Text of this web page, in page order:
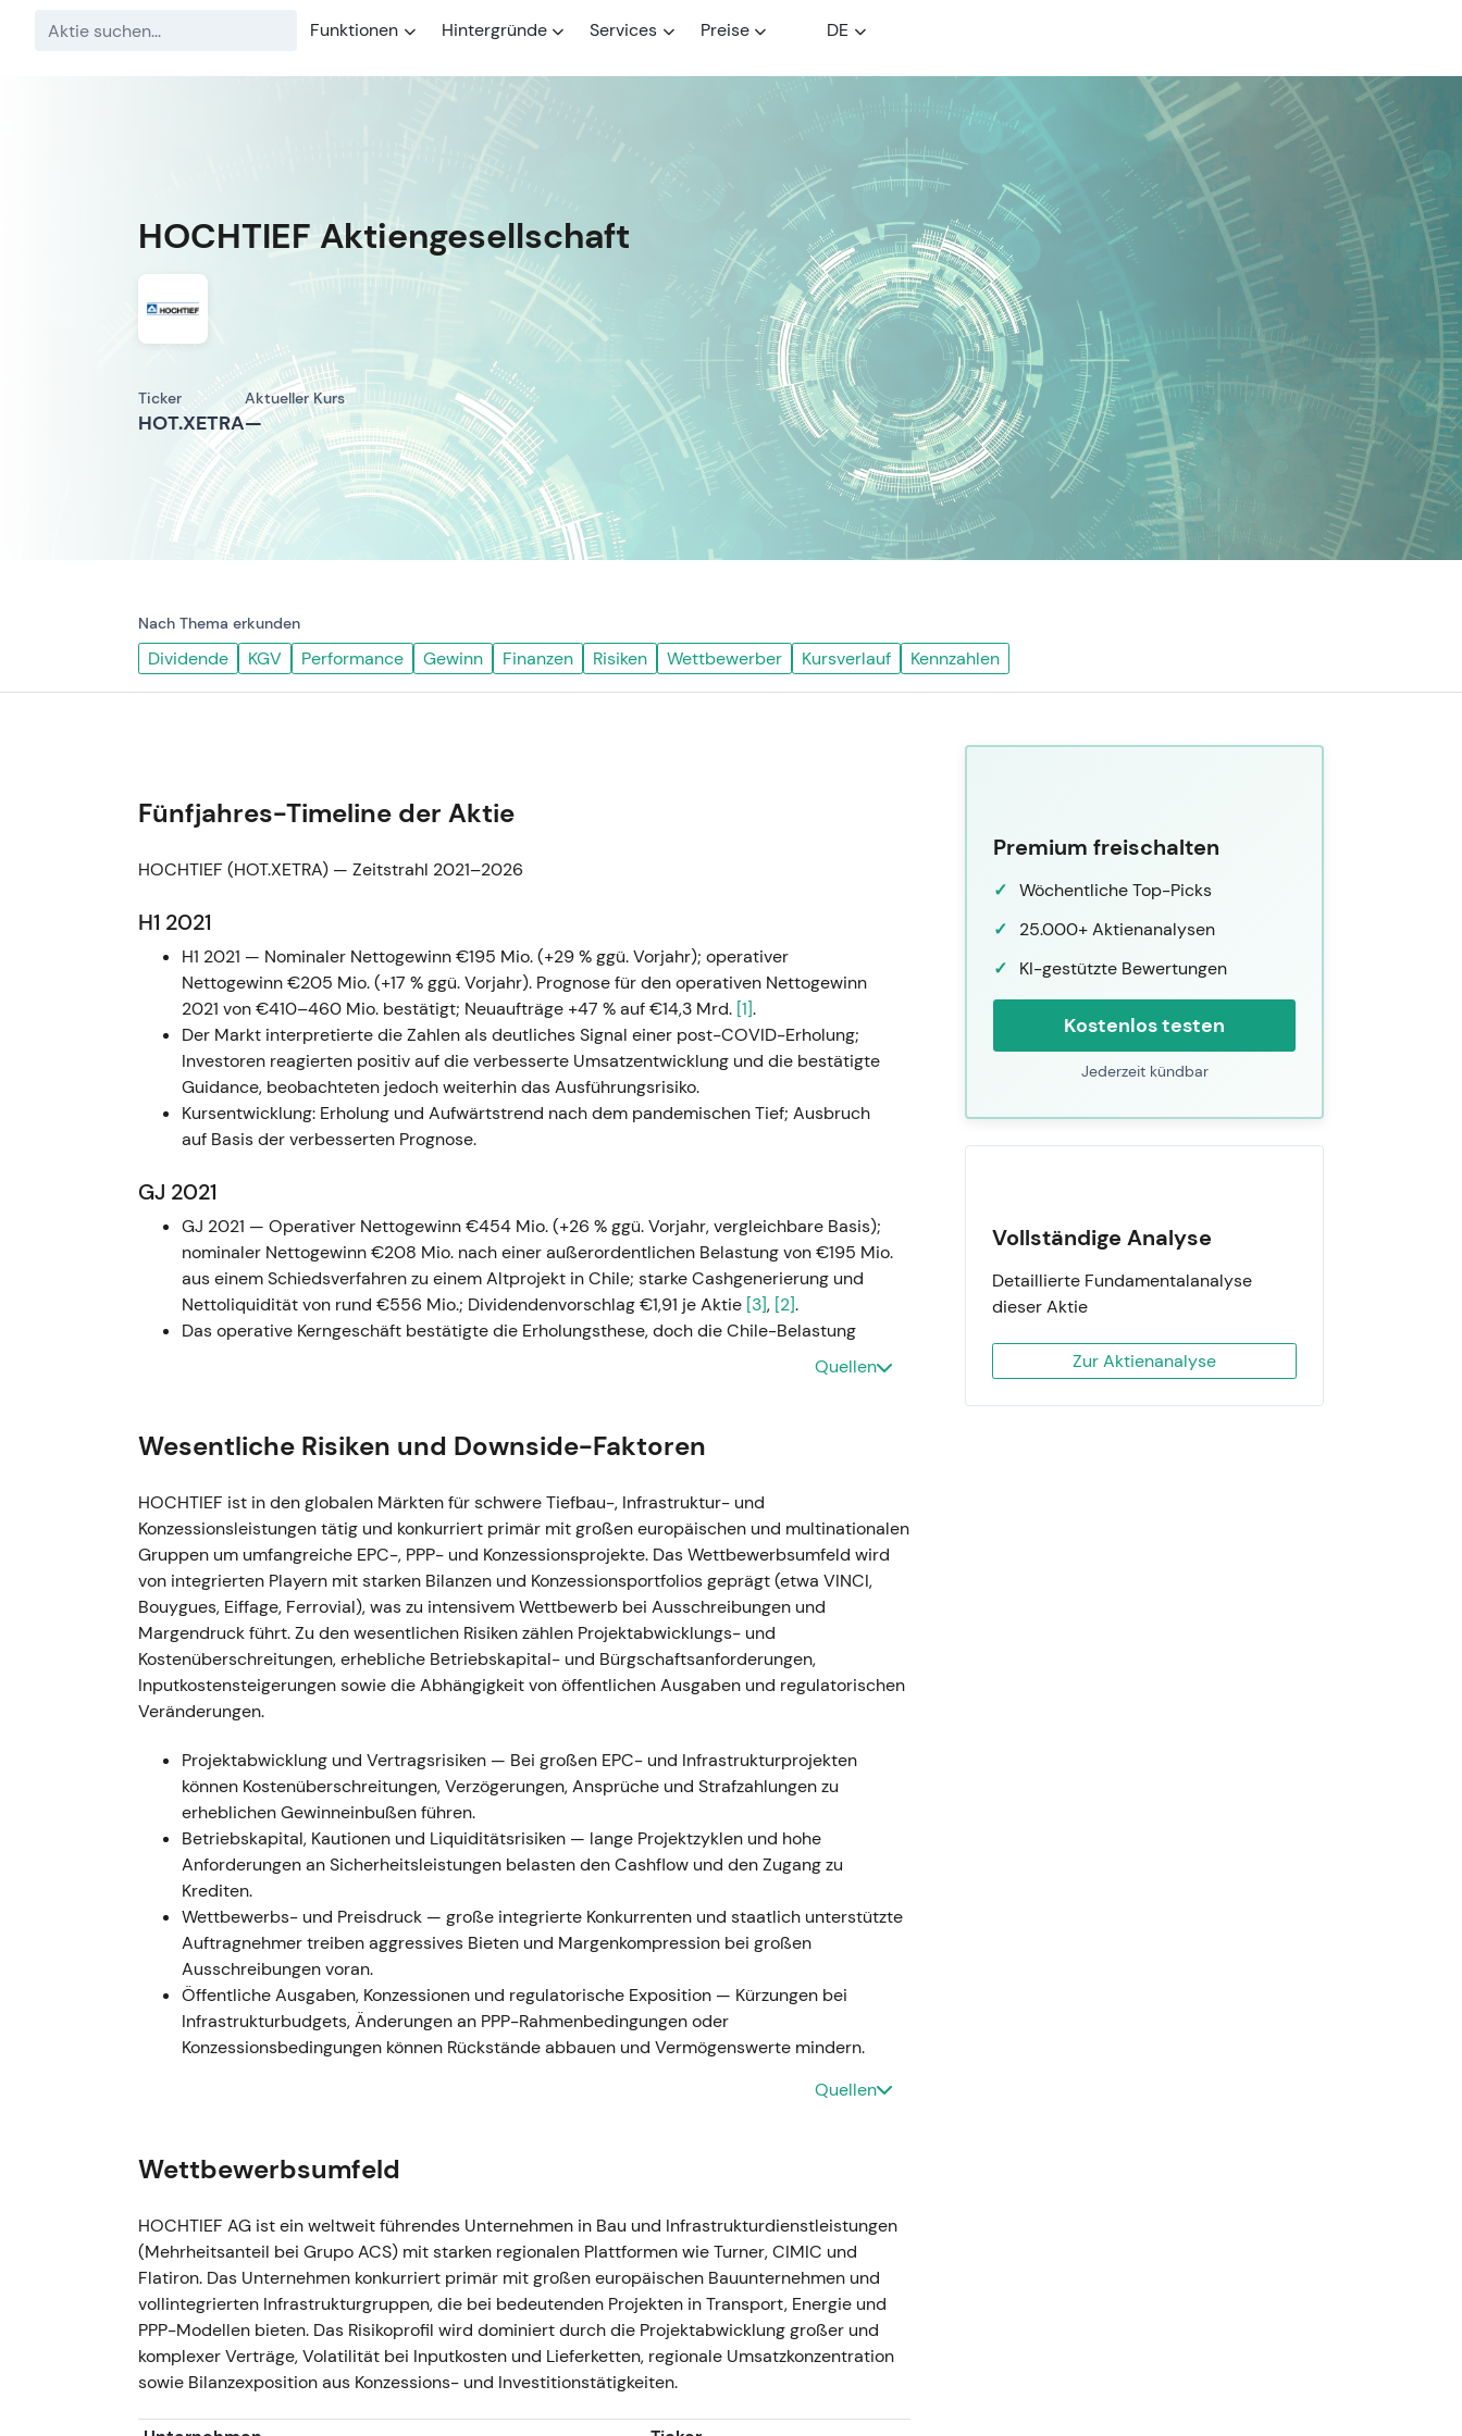
Funktionen Hintergründe Services Preise DE
HOCHTIEF Aktiengesellschaft
Ticker
HOT.XETRA
Aktueller Kurs
—
Nach Thema erkunden
Dividende KGV Performance Gewinn Finanzen Risiken Wettbewerber Kursverlauf Kennzahlen
Fünfjahres-Timeline der Aktie
HOCHTIEF (HOT.XETRA) — Zeitstrahl 2021–2026
H1 2021
H1 2021 — Nominaler Nettogewinn €195 Mio. (+29 % ggü. Vorjahr); operativer
Nettogewinn €205 Mio. (+17 % ggü. Vorjahr). Prognose für den operativen Nettogewinn
2021 von €410–460 Mio. bestätigt; Neuaufträge +47 % auf €14,3 Mrd. [1].
Der Markt interpretierte die Zahlen als deutliches Signal einer post-COVID-Erholung;
Investoren reagierten positiv auf die verbesserte Umsatzentwicklung und die bestätigte
Guidance, beobachteten jedoch weiterhin das Ausführungsrisiko.
Kursentwicklung: Erholung und Aufwärtstrend nach dem pandemischen Tief; Ausbruch
auf Basis der verbesserten Prognose.
GJ 2021
GJ 2021 — Operativer Nettogewinn €454 Mio. (+26 % ggü. Vorjahr, vergleichbare Basis);
nominaler Nettogewinn €208 Mio. nach einer außerordentlichen Belastung von €195 Mio.
aus einem Schiedsverfahren zu einem Altprojekt in Chile; starke Cashgenerierung und
Nettoliquidität von rund €556 Mio.; Dividendenvorschlag €1,91 je Aktie [3], [2].
Das operative Kerngeschäft bestätigte die Erholungsthese, doch die Chile-Belastung
Einmaleffekts; der übergeordnete Aufwärtstrend blieb intakt.
23. Feb.–10. Jun. 2022 — HOCHTIEF initiierte und vollendete ein außerbörsliches
Übernahmeangebot für den verbleibenden CIMIC-Streubesitz zu AUD 22 je Aktie
(Gesamtvolumen ca. €940 Mio.); zur Finanzierung wurde eine Kapitalerhöhung um 10 %
(~€406 Mio.) durchgeführt [31] ,[32],[25].
Anfängliche Bedenken der Investoren hinsichtlich Verwässerung und Finanzierung wichen
einer strategischen Einschätzung: Die vollständige Übernahme vereinfacht die
Konzernstruktur und verbessert die konsolidierten Margen — der Fokus verschob sich von
Ausführungsrisiken hin zu Integrationspotenzialen.
anschließende Erholung nach Abschluss, als die erwarteten Synergien eingepreist
wurden.
15. Sep. 2022 — Atlantia-Anteilsverkauf an ACS
15. Sep. 2022 — Atlantia veräußerte ihren 14,46-%-Anteil an HOCHTIEF für €577,8 Mio. an
ACS; der effektive ACS-Anteil stieg damit auf rund ~68 % (ohne eigene Aktien)
[21].
Der Markt bewertete die Aktie neu unter dem Gesichtspunkt einer stärkeren ACS-
Kontrolle — weniger Streubesitz und Liquidität, dafür klarere strategische Ausrichtung;
die Möglichkeit eines Squeeze-outs hielt Einzug in die Investitionsthese.
Kursentwicklung: Positiver Kurssprung auf die Nachricht, anschließend Konsolidierung in
einer Seitwärtsrange als Reaktion auf den reduzierten Streubesitz.
nominaler Nettogewinn ca. €482 Mio.; Free Cashflow deutlich erholt; Dividende auf ca.
Die Ergebnisse bestätigten die Konsolidierungsstrategie rund um CIMIC und verschoben
die Investorenwahrnehmung weg von reiner Erholung hin zu disziplinierter
Wertschöpfung.
Kursentwicklung: Fortsetzung des Aufwärtstrends, da Unsicherheiten aus Übernahme
und Finanzierung abgebaut wurden.
2023 — Portfoliomaßnahmen und GJ 2023
Quellen
Wesentliche Risiken und Downside-Faktoren
HOCHTIEF ist in den globalen Märkten für schwere Tiefbau-, Infrastruktur- und
Konzessionsleistungen tätig und konkurriert primär mit großen europäischen und multinationalen
Gruppen um umfangreiche EPC-, PPP- und Konzessionsprojekte. Das Wettbewerbsumfeld wird
von integrierten Playern mit starken Bilanzen und Konzessionsportfolios geprägt (etwa VINCI,
Bouygues, Eiffage, Ferrovial), was zu intensivem Wettbewerb bei Ausschreibungen und
Margendruck führt. Zu den wesentlichen Risiken zählen Projektabwicklungs- und
Kostenüberschreitungen, erhebliche Betriebskapital- und Bürgschaftsanforderungen,
Inputkostensteigerungen sowie die Abhängigkeit von öffentlichen Ausgaben und regulatorischen
Veränderungen.
Projektabwicklung und Vertragsrisiken — Bei großen EPC- und Infrastrukturprojekten
können Kostenüberschreitungen, Verzögerungen, Ansprüche und Strafzahlungen zu
erheblichen Gewinneinbußen führen.
Betriebskapital, Kautionen und Liquiditätsrisiken — lange Projektzyklen und hohe
Anforderungen an Sicherheitsleistungen belasten den Cashflow und den Zugang zu
Krediten.
Wettbewerbs- und Preisdruck — große integrierte Konkurrenten und staatlich unterstützte
Auftragnehmer treiben aggressives Bieten und Margenkompression bei großen
Ausschreibungen voran.
Öffentliche Ausgaben, Konzessionen und regulatorische Exposition — Kürzungen bei
Infrastrukturbudgets, Änderungen an PPP-Rahmenbedingungen oder
Konzessionsbedingungen können Rückstände abbauen und Vermögenswerte mindern.
Quellen
Wettbewerbsumfeld
HOCHTIEF AG ist ein weltweit führendes Unternehmen in Bau und Infrastrukturdienstleistungen
(Mehrheitsanteil bei Grupo ACS) mit starken regionalen Plattformen wie Turner, CIMIC und
Flatiron. Das Unternehmen konkurriert primär mit großen europäischen Bauunternehmen und
vollintegrierten Infrastrukturgruppen, die bei bedeutenden Projekten in Transport, Energie und
PPP-Modellen bieten. Das Risikoprofil wird dominiert durch die Projektabwicklung großer und
komplexer Verträge, Volatilität bei Inputkosten und Lieferketten, regionale Umsatzkonzentration
sowie Bilanzexposition aus Konzessions- und Investitionstätigkeiten.
Premium freischalten
Wöchentliche Top-Picks
25.000+ Aktienanalysen
KI-gestützte Bewertungen
Kostenlos testen
Jederzeit kündbar
Vollständige Analyse
Detaillierte Fundamentalanalyse
dieser Aktie
Zur Aktienanalyse